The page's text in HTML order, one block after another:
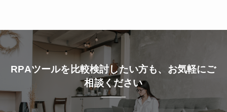
RPAツールを比較検討したい方も、お気軽にご
相談ください